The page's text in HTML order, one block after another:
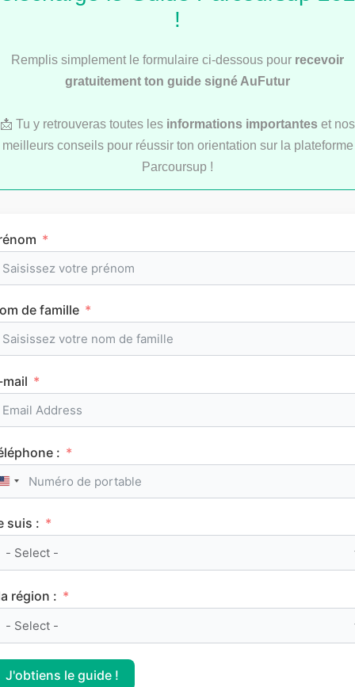
Lettres de motivation Parcoursup : 101
LYCÉE
L’emploi du temps en première (cours et
Le classement des meilleurs Sciences Po (IEP)
sur Parcoursup 2026
!
Remplis simplement le formulaire ci-dessous pour recevoir
gratuitement ton guide signé AuFutur
📩 Tu y retrouveras toutes les informations importantes et nos
meilleurs conseils pour réussir ton orientation sur la plateforme
Parcoursup !
de famille
:
United States +1
suis :
région :
J'obtiens le guide !